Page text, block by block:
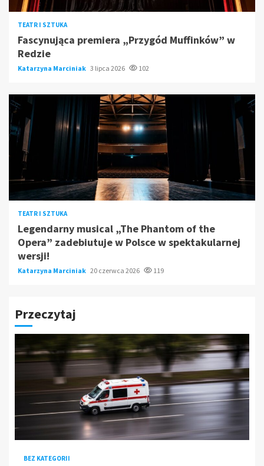
TEATR I SZTUKA
Fascynująca premiera „Przygód Muffinków” w
Redzie
Katarzyna Marciniak 3 lipca 2026 102
TEATR I SZTUKA
Legendarny musical „The Phantom of the
Opera” zadebiutuje w Polsce w spektakularnej
wersji!
Katarzyna Marciniak 20 czerwca 2026 119
Przeczytaj
BEZ KATEGORII